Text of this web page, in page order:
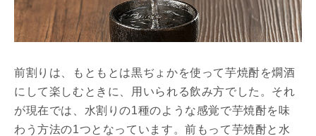
前割りは、もともとは黒ぢょかを使って芋焼酎を燗酒
にして楽しむときに、用いられる飲み方でした。それ
が現在では、水割りの1種のような感覚で芋焼酎を味
わう方法の1つとなっています。前もって芋焼酎と水